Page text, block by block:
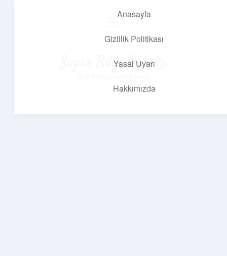
Anasayfa
Gizlilik Politikası
Yasal Uyarı
Hakkımızda
Süper Bilgi Durağı